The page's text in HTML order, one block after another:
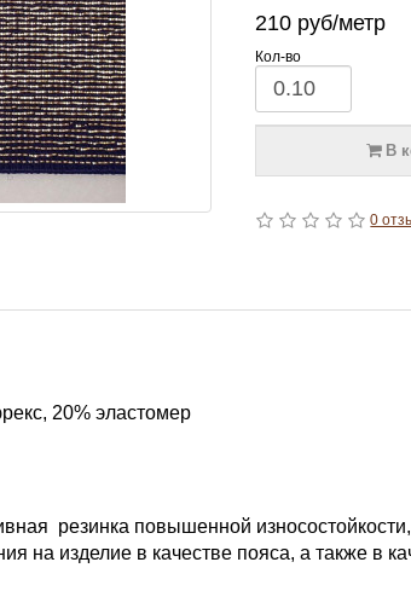
210 руб/метр
Кол-во
В
0
20% эластомер
резинка повышенной
на изделие в качестве пояса, а также в